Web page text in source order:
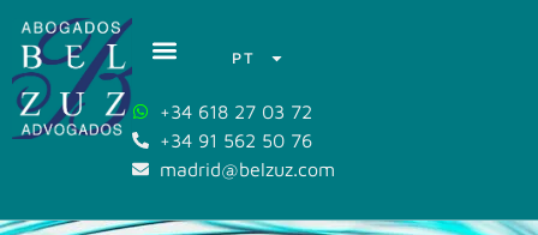
PT
+34 618 27 03 72
+34 91 562 50 76
madrid@belzuz.com